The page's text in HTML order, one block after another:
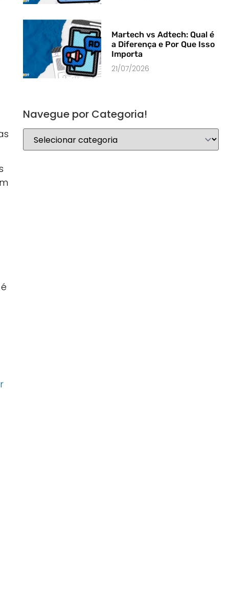
Martech vs Adtech: Qual é
a Diferença e Por Que Isso
Importa
21/07/2026
Navegue por Categoria!